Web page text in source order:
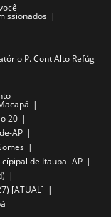
P. Cont Alto Refúg
20
AP
de Itaubal-AP
[ATUAL]